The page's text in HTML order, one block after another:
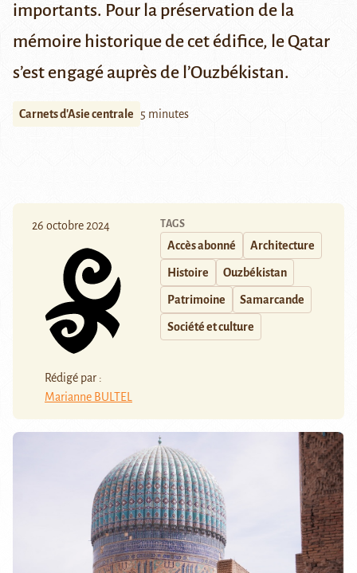
importants. Pour la préservation de la
mémoire historique de cet édifice, le Qatar
s’est engagé auprès de l’Ouzbékistan.
Carnets d'Asie centrale 5 minutes
26 octobre 2024
Rédigé par :
Marianne BULTEL
TAGS
Accès abonné Architecture
Histoire Ouzbékistan
Patrimoine Samarcande
Société et culture